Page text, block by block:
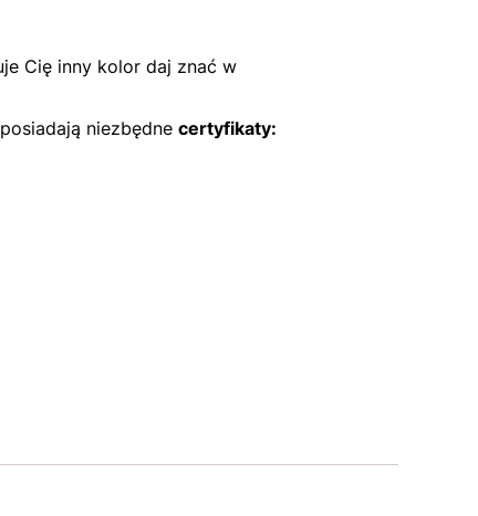
Cię inny kolor daj znać w
niezbędne certyfikaty: